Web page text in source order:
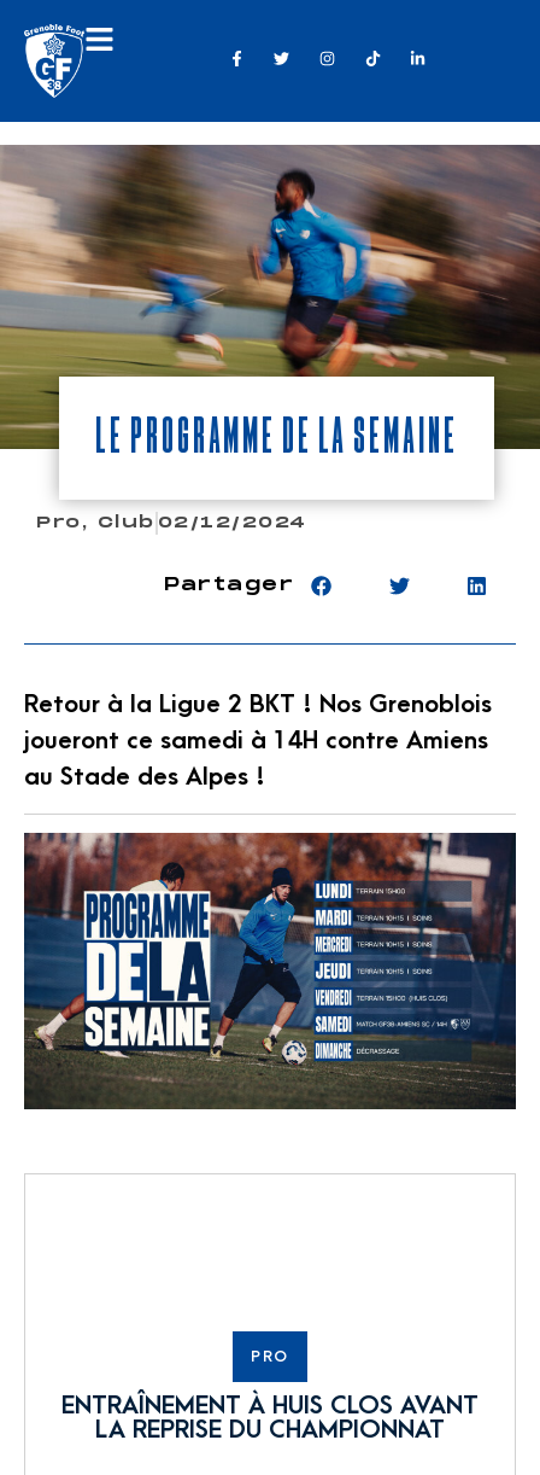
Le programme de la semaine
Pro, Club 02/12/2024
Partager
Retour à la Ligue 2 BKT ! Nos Grenoblois
joueront ce samedi à 14H contre Amiens
au Stade des Alpes !
PRO
ENTRAÎNEMENT À HUIS CLOS AVANT
LA REPRISE DU CHAMPIONNAT